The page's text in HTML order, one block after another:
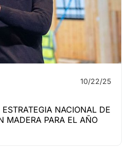
10/22/25
NACIONAL DE
MADERA PARA EL AÑO